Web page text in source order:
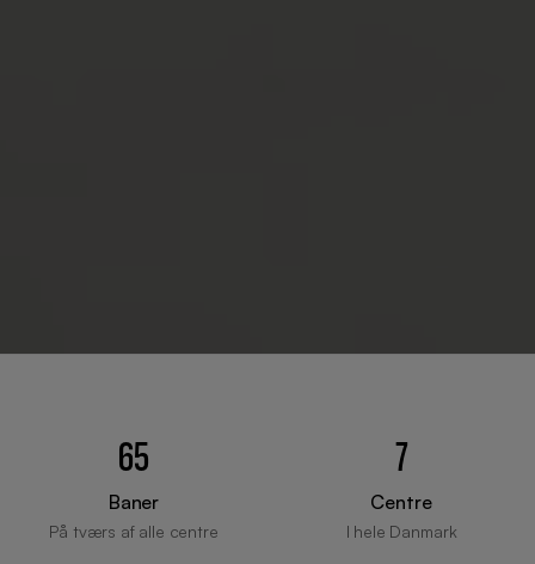
65
Baner
På tværs af alle centre
7
Centre
I hele Danmark